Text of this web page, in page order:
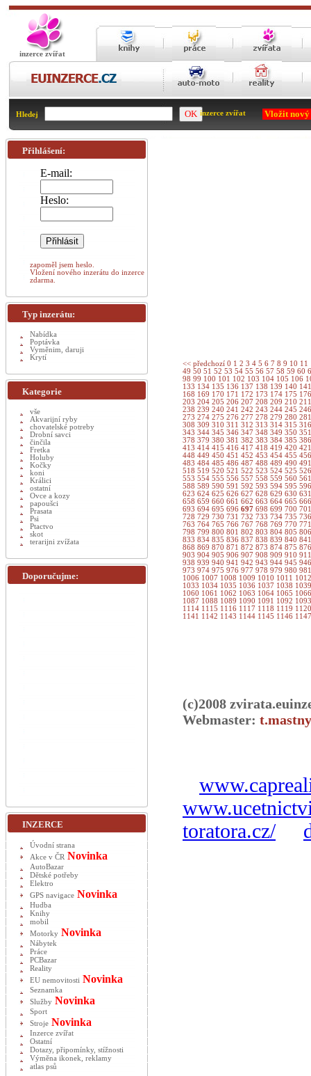
inzerce zvířat
Hledej inzerce zvířat Vložit
<< předchozí 0 1 2 3 4 5 6 7 8 9 10 11
49 50 51 52 53 54 55 56 57 58 59 60
98 99 100 101 102 103 104 105 106
133 134 135 136 137 138 139 140
168 169 170 171 172 173 174 175
203 204 205 206 207 208 209 210
238 239 240 241 242 243 244 245
273 274 275 276 277 278 279 280
308 309 310 311 312 313 314 315
343 344 345 346 347 348 349 350
378 379 380 381 382 383 384 385
413 414 415 416 417 418 419 420
448 449 450 451 452 453 454 455
483 484 485 486 487 488 489 490
518 519 520 521 522 523 524 525
553 554 555 556 557 558 559 560
588 589 590 591 592 593 594 595
623 624 625 626 627 628 629 630
658 659 660 661 662 663 664 665
693 694 695 696 697 698 699 700
728 729 730 731 732 733 734 735
763 764 765 766 767 768 769 770
798 799 800 801 802 803 804 805
833 834 835 836 837 838 839 840
868 869 870 871 872 873 874 875
903 904 905 906 907 908 909 910
938 939 940 941 942 943 944 945
973 974 975 976 977 978 979 980
1006 1007 1008 1009 1010 1011
1033 1034 1035 1036 1037 1038
1060 1061 1062 1063 1064 1065
1087 1088 1089 1090 1091 1092
1114 1115 1116 1117 1118 1119
1141 1142 1143 1144 1145 1146
(c)2008
Webmaster:
toratora.cz/
Přihlášení:
E-mail:
Heslo:
zapoměl jsem heslo.
Vložení nového inzerátu do inzerce
zdarma.
Typ inzerátu:
Nabídka
Poptávka
Vyměnim, daruji
Krytí
Kategorie
vše
Akvarijní ryby
chovatelské potreby
Drobní savci
činčila
Fretka
Holuby
Kočky
koni
Králici
ostatní
Ovce a kozy
papoušci
Prasata
Psi
Ptactvo
skot
terarijni zvížata
Doporučujme:
INZERCE
Úvodní strana
Akce v ČR Novinka
AutoBazar
Dětské potřeby
Elektro
GPS navigace Novinka
Hudba
Knihy
mobil
Motorky Novinka
Nábytek
Práce
PCBazar
Reality
EU nemovitosti Novinka
Seznamka
Služby Novinka
Sport
Stroje Novinka
Inzerce zvířat
Ostatní
Dotazy, připomínky, stížnosti
Výměna ikonek, reklamy
atlas psů